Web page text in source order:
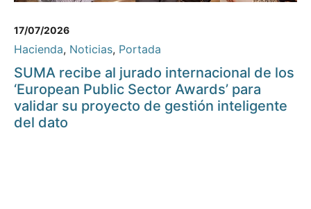
17/07/2026
Hacienda, Noticias, Portada
SUMA recibe al jurado internacional de los
‘European Public Sector Awards’ para
validar su proyecto de gestión inteligente
del dato